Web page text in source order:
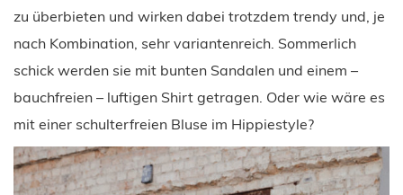
zu überbieten und wirken dabei trotzdem trendy und, je
nach Kombination, sehr variantenreich. Sommerlich
schick werden sie mit bunten Sandalen und einem –
bauchfreien – luftigen Shirt getragen. Oder wie wäre es
mit einer schulterfreien Bluse im Hippiestyle?